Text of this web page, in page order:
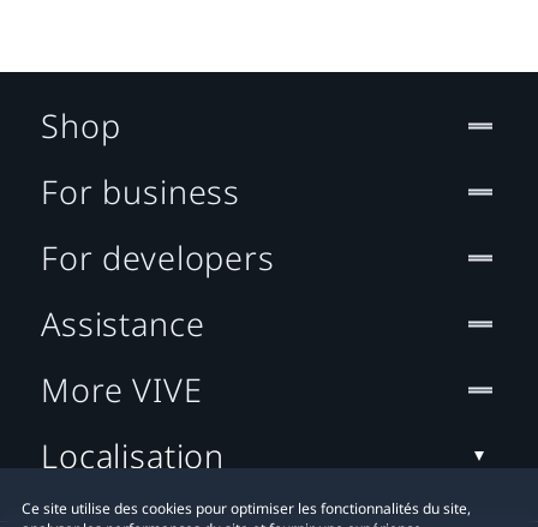
Ce site utilise des cookies pour optimiser les fonctionnalités du site,
Shop
For business
For developers
Assistance
More VIVE
Localisation